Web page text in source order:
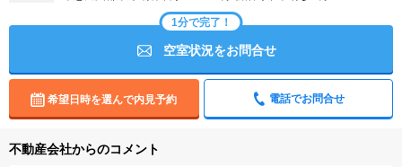
1分で完了！
空室状況をお問合せ
希望日時を選んで内見予約 電話でお問合せ
不動産会社からのコメント